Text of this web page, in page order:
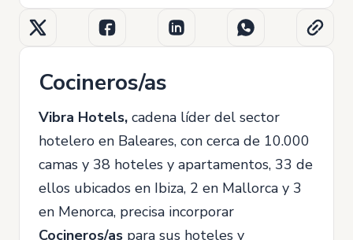
Cocineros/as
Vibra Hotels, cadena líder del sector
hotelero en Baleares, con cerca de 10.000
camas y 38 hoteles y apartamentos, 33 de
ellos ubicados en Ibiza, 2 en Mallorca y 3
en Menorca, precisa incorporar
Cocineros/as para sus hoteles y